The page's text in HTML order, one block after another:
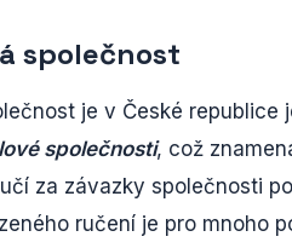
společnost
je v České republice
společnosti, což
za závazky společnosti
ručení je pro mnoho